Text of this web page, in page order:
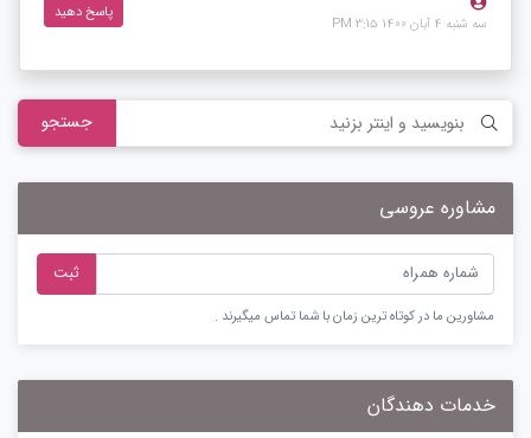
سه شنبه 4 آبان 1400 3:15 PM
پاسخ دهید
جستجو
مشاوره عروسی
ثبت
مشاورین ما در کوتاه ترین زمان با شما تماس میگیرند .
خدمات دهندگان